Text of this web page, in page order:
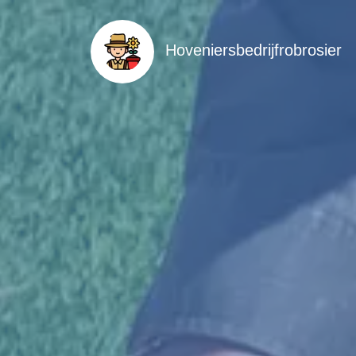
Hoveniersbedrijfrobrosier